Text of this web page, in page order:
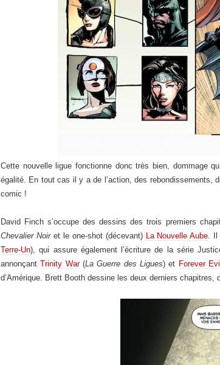
Cette nouvelle ligue fonctionne donc très bien, dommage
égalité. En tout cas il y a de l’action, des rebondissements,
comic !
David Finch s’occupe des dessins des trois premiers
Chevalier Noiret le one-shot (décevant) La Nouvelle Aube .
Terre-Un), qui assure également l’écriture de la série
annonçantTrinity War(La Guerre des Ligues) et Forever Evil
d’Amérique. Brett Booth dessine les deux derniers chapitres,